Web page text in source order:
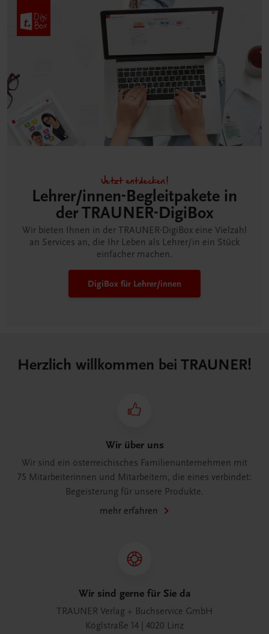
Jetzt entdecken!
Lehrer/innen-Begleitpakete in
der TRAUNER-DigiBox
Wir bieten Ihnen in der TRAUNER-DigiBox eine Vielzahl
an Services an, die Ihr Leben als Lehrer/in ein Stück
einfacher machen.
DigiBox für Lehrer/innen
Herzlich willkommen bei TRAUNER!
Wir über uns
Wir sind ein österreichisches Familienunternehmen mit
75 Mitarbeiterinnen und Mitarbeitern, die eines verbindet:
Begeisterung für unsere Produkte.
mehr erfahren
Wir sind gerne für Sie da
TRAUNER Verlag + Buchservice GmbH
Köglstraße 14 | 4020 Linz